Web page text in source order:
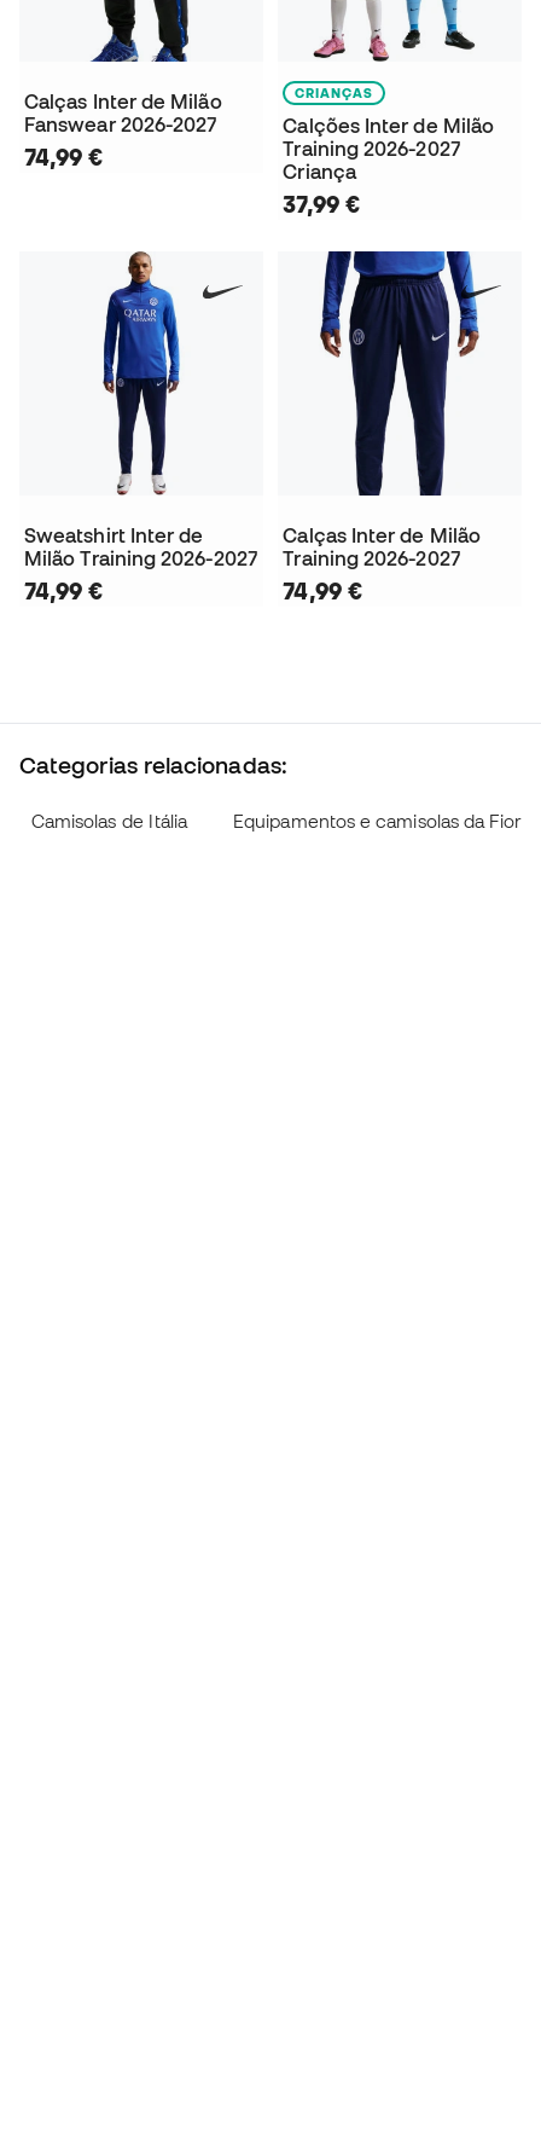
Calças Inter de Milão
Fanswear 2026-2027
74,99 €
CRIANÇAS
Calções Inter de Milão
Training 2026-2027
Criança
37,99 €
Sweatshirt Inter de
Milão Training 2026-2027
74,99 €
Calças Inter de Milão
Training 2026-2027
74,99 €
Categorias relacionadas:
Camisolas de Itália Equipamentos e camisolas da